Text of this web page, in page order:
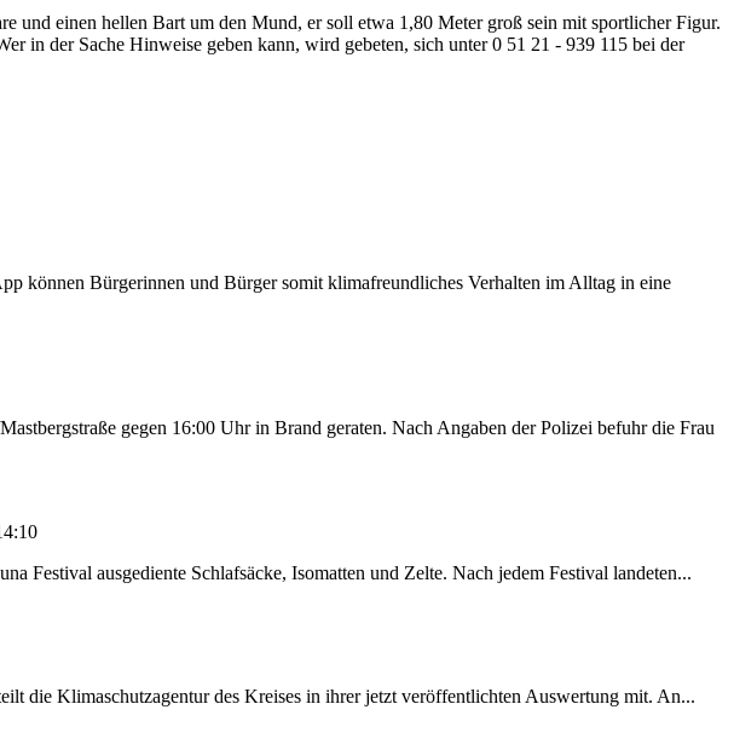
und einen hellen Bart um den Mund, er soll etwa 1,80 Meter groß sein mit sportlicher Figur.
in der Sache Hinweise geben kann, wird gebeten, sich unter 0 51 21 - 939 115 bei der
können Bürgerinnen und Bürger somit klimafreundliches Verhalten im Alltag in eine
gegen 16:00 Uhr in Brand geraten. Nach Angaben der Polizei befuhr die Frau
Festival ausgediente Schlafsäcke, Isomatten und Zelte. Nach jedem Festival landeten...
die Klimaschutzagentur des Kreises in ihrer jetzt veröffentlichten Auswertung mit. An...